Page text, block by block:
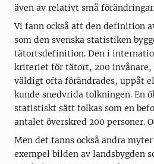
även av relativt små
Vi fann också att den definition
som den svenska statistiken
tätortsdefinition. Den i
kriteriet för tätort, 200 invånare,
väldigt ofta förändrades, uppåt
kunde snedvrida tolkningen. En
statistiskt sätt tolkas som en
antalet överskred 200 personer.
Men det fanns också andra
exempel bilden av landsbygden